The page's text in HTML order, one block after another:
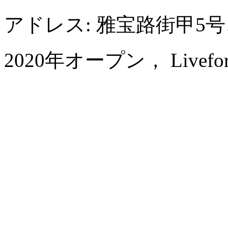
アドレス: 雅宝路街甲5
2020年オープン，